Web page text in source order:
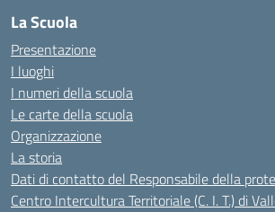
La Scuola
Presentazione
I luoghi
I numeri della scuola
Le carte della scuola
Organizzazione
La storia
Dati di contatto del Responsabile della
Centro Intercultura Territoriale (C. I. T.) di